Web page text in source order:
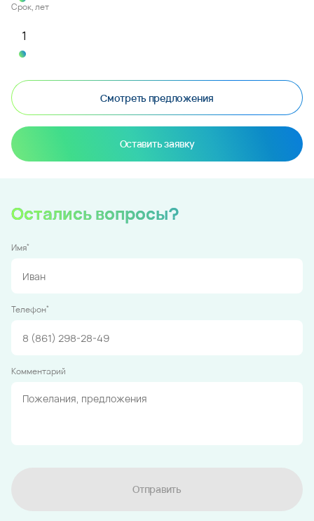
Срок, лет
Смотреть предложения
Оставить заявку
Остались вопросы?
Имя*
Телефон*
Комментарий
Отправить